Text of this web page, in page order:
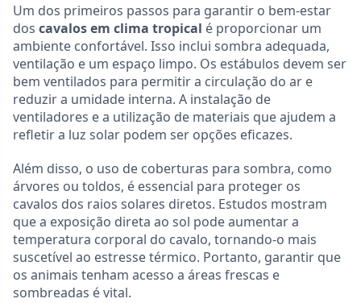
Um dos primeiros passos para garantir o bem-estar
dos cavalos em clima tropical é proporcionar um
ambiente confortável. Isso inclui sombra adequada,
ventilação e um espaço limpo. Os estábulos devem ser
bem ventilados para permitir a circulação do ar e
reduzir a umidade interna. A instalação de
ventiladores e a utilização de materiais que ajudem a
refletir a luz solar podem ser opções eficazes.
Além disso, o uso de coberturas para sombra, como
árvores ou toldos, é essencial para proteger os
cavalos dos raios solares diretos. Estudos mostram
que a exposição direta ao sol pode aumentar a
temperatura corporal do cavalo, tornando-o mais
suscetível ao estresse térmico. Portanto, garantir que
os animais tenham acesso a áreas frescas e
sombreadas é vital.